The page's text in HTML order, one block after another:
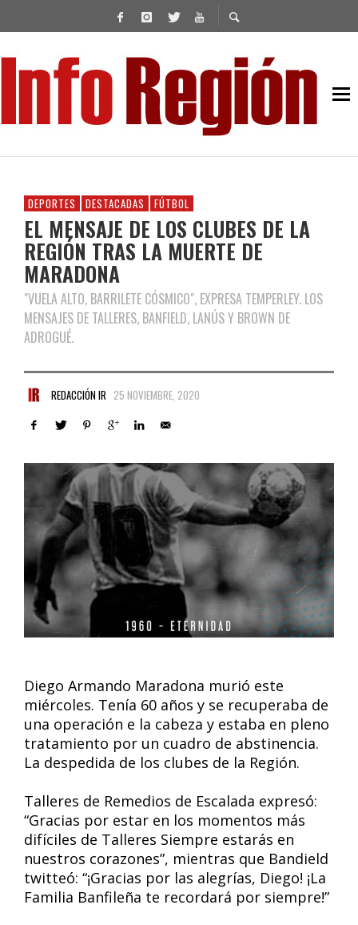
DEPORTES DESTACADAS FÚTBOL
EL MENSAJE DE LOS CLUBES DE LA
REGIÓN TRAS LA MUERTE DE
MARADONA
"VUELA ALTO, BARRILETE CÓSMICO", EXPRESA TEMPERLEY. LOS
MENSAJES DE TALLERES, BANFIELD, LANÚS Y BROWN DE
ADROGUÉ.
REDACCIÓN IR 25 NOVIEMBRE, 2020
Diego Armando Maradona murió este
miércoles. Tenía 60 años y se recuperaba de
una operación e la cabeza y estaba en pleno
tratamiento por un cuadro de abstinencia.
La despedida de los clubes de la Región.
Talleres de Remedios de Escalada expresó:
“Gracias por estar en los momentos más
difíciles de Talleres Siempre estarás en
nuestros corazones”, mientras que Bandield
twitteó: “¡Gracias por las alegrías, Diego! ¡La
Familia Banfileña te recordará por siempre!”